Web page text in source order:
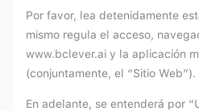
Por favor, lea detenidamente
mismo regula el acceso,
www.bclever.ai y la aplicación
(conjuntamente, el “Sitio Web”).
En adelante, se entenderá por